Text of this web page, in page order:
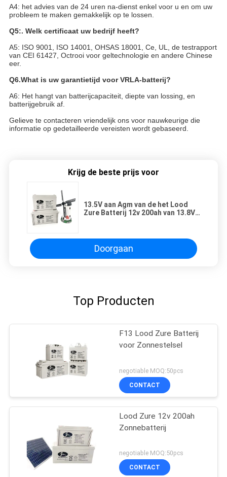
A4: het advies van de 24 uren na-dienst enkel voor u en om uw
probleem te maken gemakkelijk op te lossen.
Q5:. Welk certificaat uw bedrijf heeft?
A5: ISO 9001, ISO 14001, OHSAS 18001, Ce, UL, de testrapport
van CEI 61427, Octrooi voor geltechnologie en andere Chinese
eer.
Q6.What is uw garantietijd voor VRLA-batterij?
A6: Het hangt van batterijcapaciteit, diepte van lossing, en
batterijgebruik af.
Gelieve te contacteren vriendelijk ons voor nauwkeurige die
informatie op gedetailleerde vereisten wordt gebaseerd.
Krijg de beste prijs voor
13.5V aan Agm van de het Lood
Zure Batterij 12v 200ah van 13.8V
Doorgaan
Top Producten
F13 Lood Zure Batterij
voor Zonnestelsel
negotiable MOQ:50pcs
CONTACT
Lood Zure 12v 200ah
Zonnebatterij
negotiable MOQ:50pcs
CONTACT